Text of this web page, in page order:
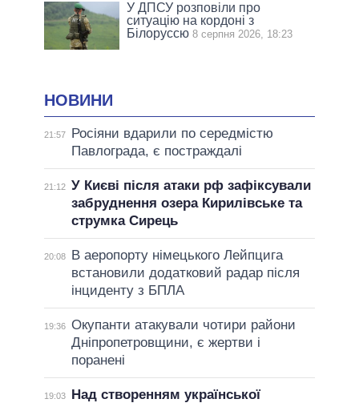
У ДПСУ розповіли про
ситуацію на кордоні з
Білоруссю 8 серпня 2026, 18:23
НОВИНИ
21:57
Росіяни вдарили по середмістю
Павлограда, є постраждалі
21:12 У Києві після атаки рф зафіксували
забруднення озера Кирилівське та
струмка Сирець
20:08
В аеропорту німецького Лейпцига
встановили додатковий радар після
інциденту з БПЛА
19:36 Окупанти атакували чотири райони
Дніпропетровщини, є жертви і
поранені
19:03
Над створенням української